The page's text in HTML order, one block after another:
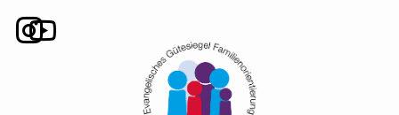
Instagram
Youtube